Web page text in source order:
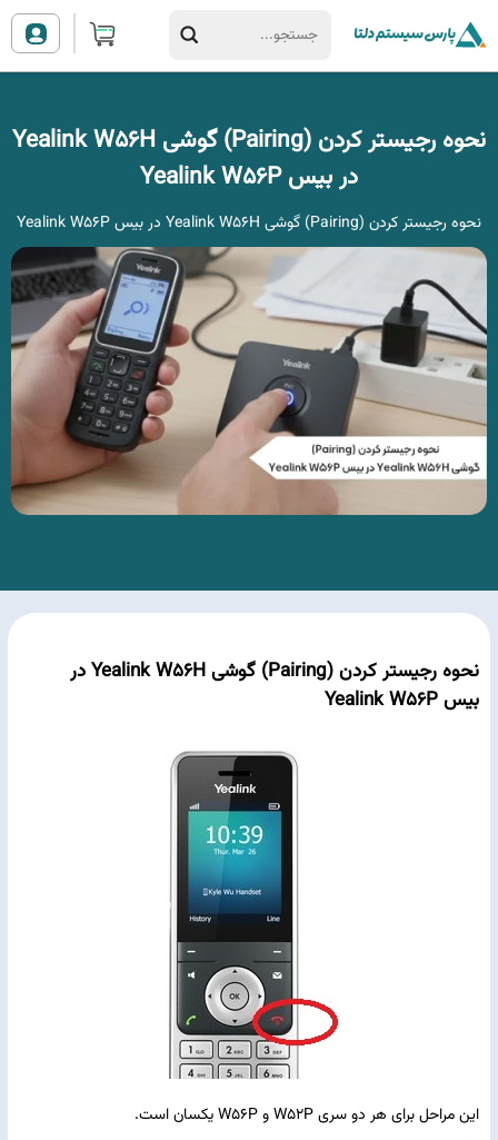
نحوه رجیستر کردن (Pairing) گوشی Yealink W56H
در بیس Yealink W56P
نحوه رجیستر کردن (Pairing) گوشی Yealink W56H در بیس Yealink W56P
نحوه رجیستر کردن (Pairing) گوشی Yealink W56H در
بیس Yealink W56P
این مراحل برای هر دو سری W52P و W56P یکسان است.